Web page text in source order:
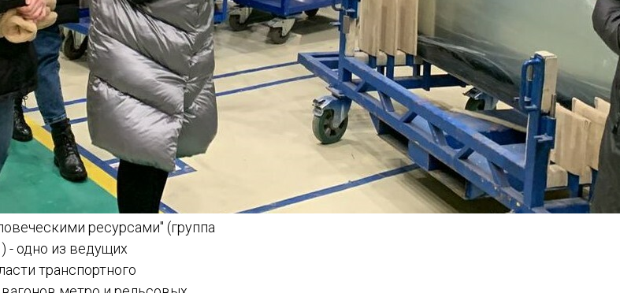
ресурсами" (группа
одно из ведущих
транспортного